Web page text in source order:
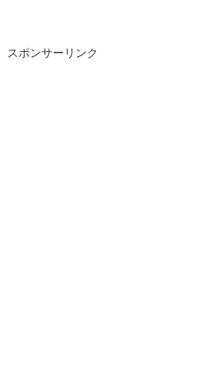
スポンサーリンク